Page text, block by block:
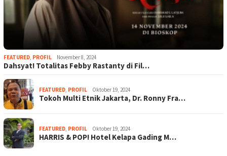
FEATURED, PROFIL November 8, 2024
Dahsyat! Totalitas Febby Rastanty di Fil…
FEATURED, PROFIL Oktober 19, 2024
Tokoh Multi Etnik Jakarta, Dr. Ronny Fra…
FEATURED, PROFIL Oktober 19, 2024
HARRIS & POP! Hotel Kelapa Gading M…